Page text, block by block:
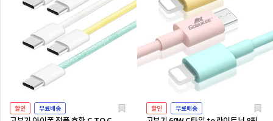
할인 무료배송 할인 무료배송